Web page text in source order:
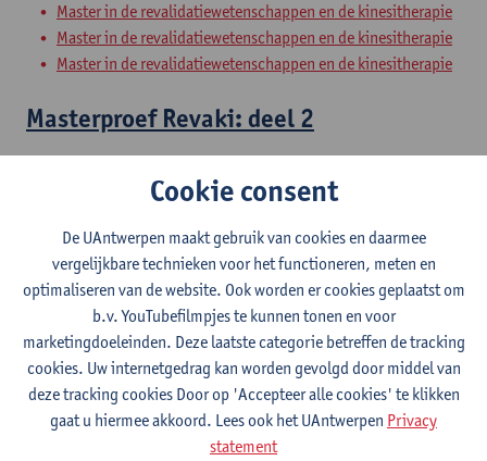
Master in de revalidatiewetenschappen en de kinesitherapie
Master in de revalidatiewetenschappen en de kinesitherapie
Master in de revalidatiewetenschappen en de kinesitherapie
Masterproef Revaki: deel 2
Master in de revalidatiewetenschappen en de kinesitherapie
Master in de revalidatiewetenschappen en de kinesitherapie
Clinical Internships
Master of Rehabilitation Sciences and Physiotherapy:
internal conditions
Master of Rehabilitation Sciences and Physiotherapy:
neurological conditions
Cookie consent
De UAntwerpen maakt gebruik van cookies en daarmee
vergelijkbare technieken voor het functioneren, meten en
optimaliseren van de website. Ook worden er cookies geplaatst om
b.v. YouTubefilmpjes te kunnen tonen en voor
marketingdoeleinden. Deze laatste categorie betreffen de tracking
cookies. Uw internetgedrag kan worden gevolgd door middel van
deze tracking cookies Door op 'Accepteer alle cookies' te klikken
gaat u hiermee akkoord. Lees ook het UAntwerpen Privacy
statement